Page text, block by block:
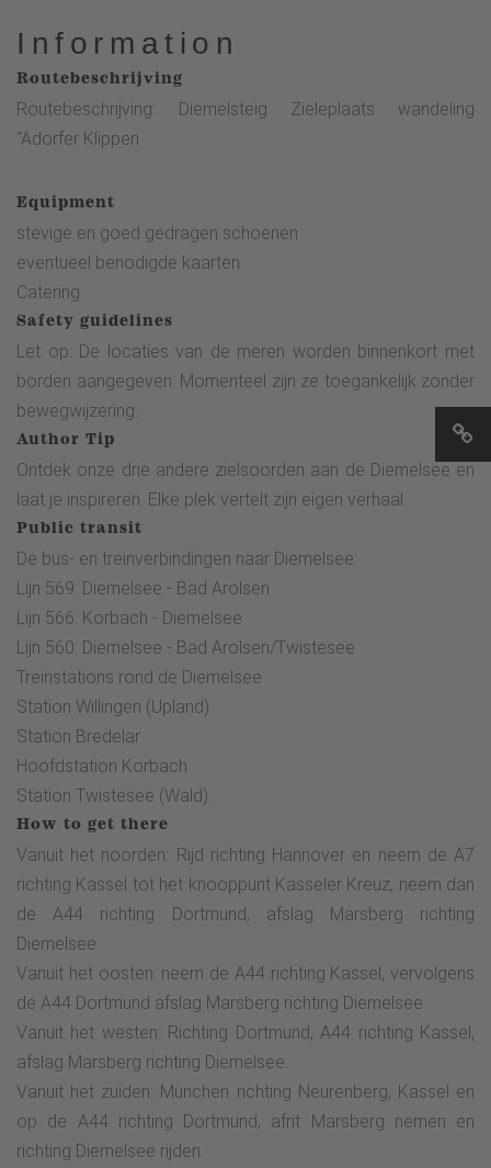
Information
Routebeschrijving
Routebeschrijving: Diemelsteig Zieleplaats wandeling
"Adorfer Klippen
Equipment
stevige en goed gedragen schoenen
eventueel benodigde kaarten
Catering
Safety guidelines
Let op: De locaties van de meren worden binnenkort met
borden aangegeven. Momenteel zijn ze toegankelijk zonder
bewegwijzering.
Author Tip
Ontdek onze drie andere zielsoorden aan de Diemelsee en
laat je inspireren. Elke plek vertelt zijn eigen verhaal.
Public transit
De bus- en treinverbindingen naar Diemelsee:
Lijn 569: Diemelsee - Bad Arolsen
Lijn 566: Korbach - Diemelsee
Lijn 560: Diemelsee - Bad Arolsen/Twistesee
Treinstations rond de Diemelsee
Station Willingen (Upland)
Station Bredelar
Hoofdstation Korbach
Station Twistesee (Wald).
How to get there
Vanuit het noorden: Rijd richting Hannover en neem de A7
richting Kassel tot het knooppunt Kasseler Kreuz, neem dan
de A44 richting Dortmund, afslag Marsberg richting
Diemelsee
Vanuit het oosten: neem de A44 richting Kassel, vervolgens
de A44 Dortmund afslag Marsberg richting Diemelsee
Vanuit het westen: Richting Dortmund, A44 richting Kassel,
afslag Marsberg richting Diemelsee.
Vanuit het zuiden: München richting Neurenberg, Kassel en
op de A44 richting Dortmund, afrit Marsberg nemen en
richting Diemelsee rijden.